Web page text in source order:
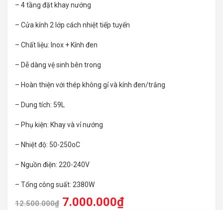
– 4 tầng đặt khay nướng
– Cửa kính 2 lớp cách nhiệt tiếp tuyến
– Chất liệu: Inox + Kính đen
– Dễ dàng vệ sinh bên trong
– Hoàn thiện với thép không gỉ và kính đen/trắng
– Dung tích: 59L
– Phụ kiện: Khay và vỉ nướng
– Nhiệt độ: 50-250oC
– Nguồn điện: 220-240V
– Tổng công suất: 2380W
12.500.000₫ 7.000.000₫